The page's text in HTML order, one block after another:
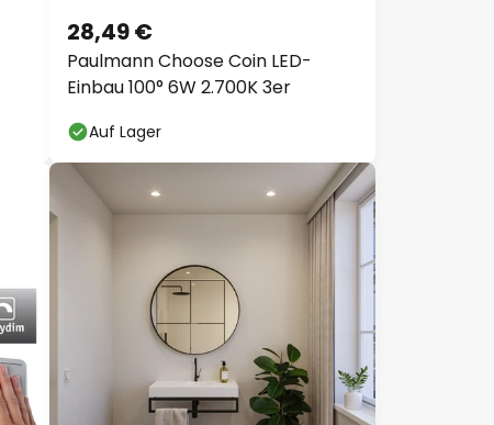
Paulmann Choose Coin LED-
Einbau 100° 6W 2.700K 3er
28,49 €
Auf Lager